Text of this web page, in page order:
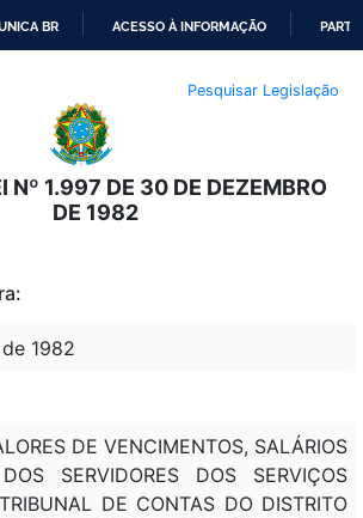
O
CONTEÚDO
BR ACESSO À INFORMAÇÃO
Pesquisar Legislação
Nº 1.997 DE 30 DE DEZEMBRO
DE 1982
1982
DE VENCIMENTOS, SALÁRIOS
SERVIDORES DOS SERVIÇOS
DE CONTAS DO DISTRITO